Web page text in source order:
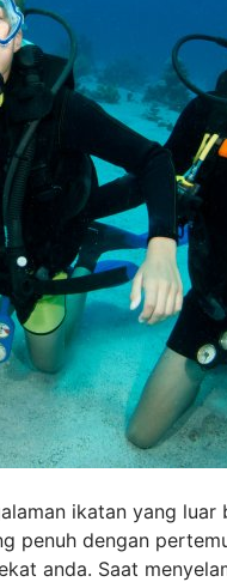
ikatan yang luar
penuh dengan
anda. Saat